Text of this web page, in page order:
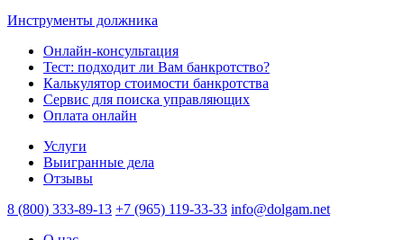
Инструменты должника
Онлайн-консультация
Тест: подходит ли Вам банкротство?
Калькулятор стоимости банкротства
Сервис для поиска управляющих
Оплата онлайн
Услуги
Выигранные дела
Отзывы
8 (800) 333-89-13 +7 (965) 119-33-33 info@dolgam.net